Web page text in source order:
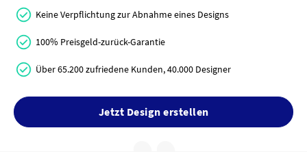
Keine Verpflichtung zur Abnahme eines Designs
100% Preisgeld-zurück-Garantie
Über 65.200 zufriedene Kunden, 40.000 Designer
Jetzt Design erstellen